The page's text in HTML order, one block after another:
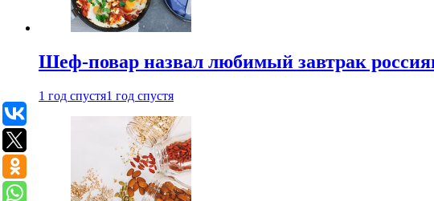
Шеф-повар назвал любимый завтрак
1 год спустя1 год спустя